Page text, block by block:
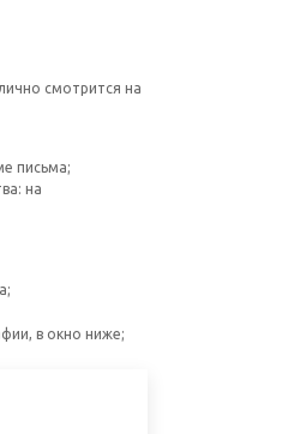
смотрится на
письма;
на
в окно ниже;